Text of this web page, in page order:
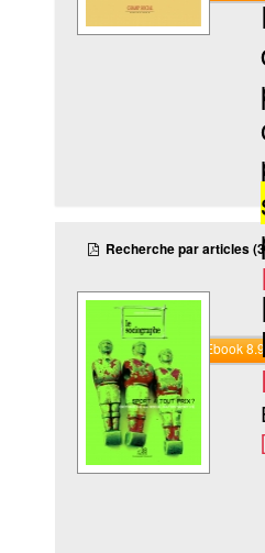
Commander l'Ebook
Recherche par articles